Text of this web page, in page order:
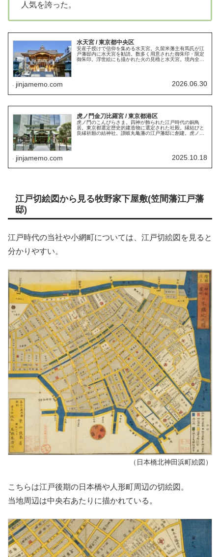
人気を誇った。
水天宮 / 東京都中央区
安産子授けで信仰を集める水天宮。久留米藩主有馬氏が江
戸藩邸内に水天宮を勧請。数多く用意された御朱印・限定
御朱印。浮世絵にも描かれた火の見櫓と水天宮。境内全体
jinjamemo.com 2026.06.30
虎ノ門金刀比羅宮 / 東京都港区
虎ノ門のこんぴらさま。四神が飾られた江戸時代の銅鳥
居。東京都選定歴史的建造物に選定された社殿。縁結びと
良縁祈願の結神社。讃岐丸亀藩の江戸藩邸に創建。虎ノ門
jinjamemo.com 2025.10.18
江戸切絵図から見る牧野家下屋敷(笠間藩江戸藩
邸)
江戸時代の当社や小網町については、江戸切絵図を見ると
分かりやすい。
（日本橋北神田浜町絵図）
こちらは江戸後期の日本橋や人形町周辺の切絵図。
当地周辺は中央右あたりに描かれている。